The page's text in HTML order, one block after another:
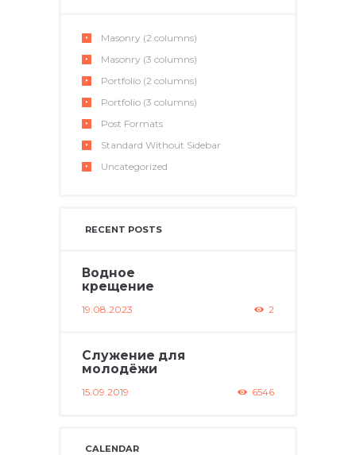
Masonry (2 columns)
Masonry (3 columns)
Portfolio (2 columns)
Portfolio (3 columns)
Post Formats
Standard Without Sidebar
Uncategorized
RECENT POSTS
Водное
крещение
19.08.2023 2
Служение для
молодёжи
15.09.2019 6546
CALENDAR